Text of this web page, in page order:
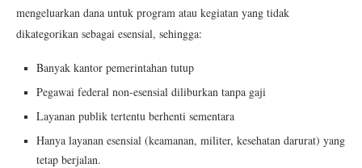
mengeluarkan dana untuk program atau kegiatan yang tidak
dikategorikan sebagai esensial, sehingga:
Banyak kantor pemerintahan tutup
Pegawai federal non-esensial diliburkan tanpa gaji
Layanan publik tertentu berhenti sementara
Hanya layanan esensial (keamanan, militer, kesehatan darurat) yang
tetap berjalan.